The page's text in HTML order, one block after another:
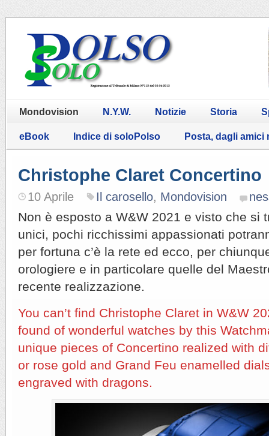
Mondovision N.Y.W. Notizie Storia
eBook Indice di soloPolso Posta, dagli amici
Christophe Claret Concertino
10 Aprile Il carosello, Mondovision
Non è esposto a W&W 2021 e visto che si
unici, pochi ricchissimi appassionati
per fortuna c’è la rete ed ecco, per
orologiere e in particolare quelle del
recente realizzazione.
You can’t find Christophe Claret in W&W
found of wonderful watches by this
unique pieces of Concertino realized with
or rose gold and Grand Feu enamelled
engraved with dragons.